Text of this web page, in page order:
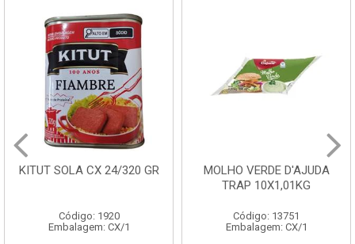
MOLHO VERDE D'AJUDA
Código: 13751
Embalagem: CX/1
FRUTAS
CX 10KG
Código: 1785
Embalagem: KG/10